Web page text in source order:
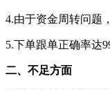
4.由于资金周转问题
5.下单跟单正确率达
二、不足方面